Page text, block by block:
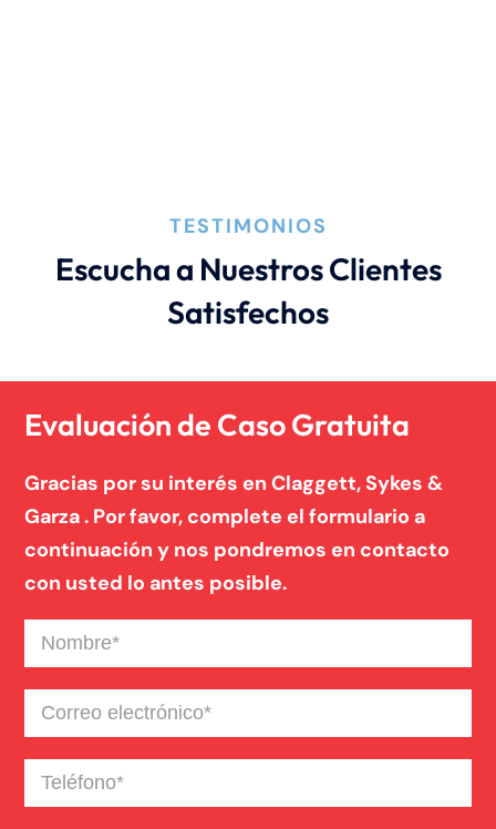
TESTIMONIOS
Escucha a Nuestros Clientes
Satisfechos
Evaluación de Caso Gratuita
Gracias por su interés en Claggett, Sykes &
Garza . Por favor, complete el formulario a
continuación y nos pondremos en contacto
con usted lo antes posible.
Nombre(Required)
Correo
electrónico(Required)
Teléfono(Required)